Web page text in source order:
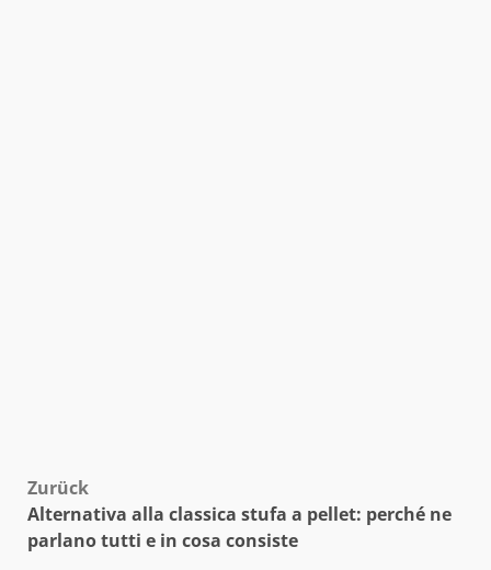
Beitragsnavigation
Zurück
Alternativa alla classica stufa a pellet: perché ne
parlano tutti e in cosa consiste